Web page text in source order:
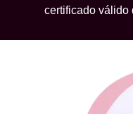
certificado válido